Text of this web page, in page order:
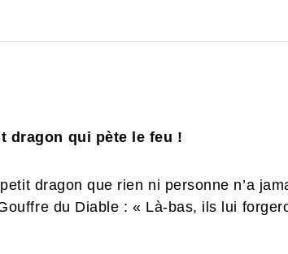
dragon qui pète le feu !
petit dragon que rien ni personne n’a
du Diable : « Là-bas, ils lui